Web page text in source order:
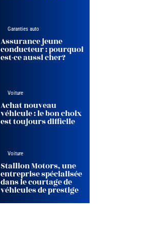
Garanties auto
Assurance jeune
conducteur : pourquoi
est-ce aussi cher?
Voiture
Achat nouveau
véhicule : le bon choix
est toujours difficile
Voiture
Stallion Motors, une
entreprise spécialisée
dans le courtage de
véhicules de prestige